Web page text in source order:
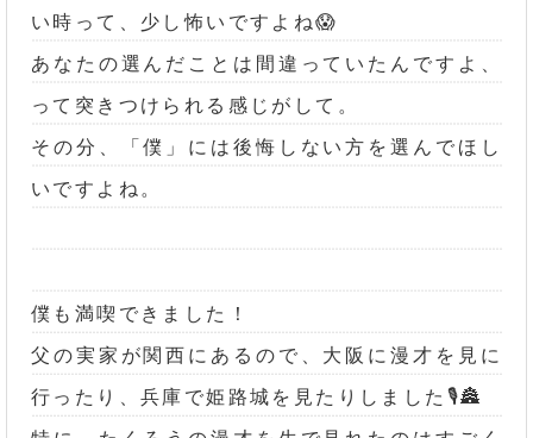
い時って、少し怖いですよね😱
あなたの選んだことは間違っていたんですよ、
って突きつけられる感じがして。
その分、「僕」には後悔しない方を選んでほし
いですよね。
僕も満喫できました！
父の実家が関西にあるので、大阪に漫才を見に
行ったり、兵庫で姫路城を見たりしました🎙️🏯